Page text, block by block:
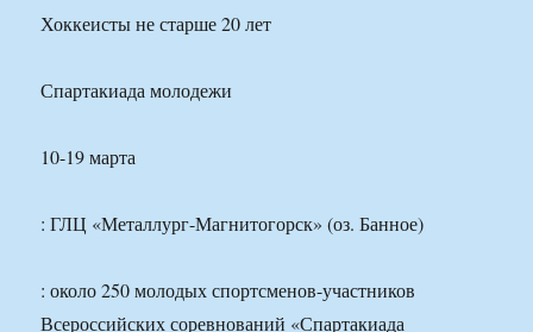
Хоккеисты не старше 20 лет
Спартакиада молодежи
10-19 марта
: ГЛЦ «Металлург-Магнитогорск» (оз. Банное)
: около 250 молодых спортсменов-участников
Всероссийских соревнований «Спартакиада